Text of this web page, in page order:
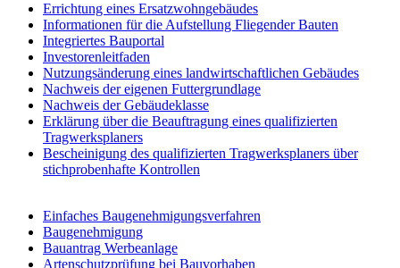
Errichtung eines Ersatzwohngebäudes
Informationen für die Aufstellung Fliegender Bauten
Integriertes Bauportal
Investorenleitfaden
Nutzungsänderung eines landwirtschaftlichen Gebäudes
Nachweis der eigenen Futtergrundlage
Nachweis der Gebäudeklasse
Erklärung über die Beauftragung eines qualifizierten
Tragwerksplaners
Bescheinigung des qualifizierten Tragwerksplaners über
stichprobenhafte Kontrollen
Einfaches Baugenehmigungsverfahren
Baugenehmigung
Bauantrag Werbeanlage
Artenschutzprüfung bei Bauvorhaben